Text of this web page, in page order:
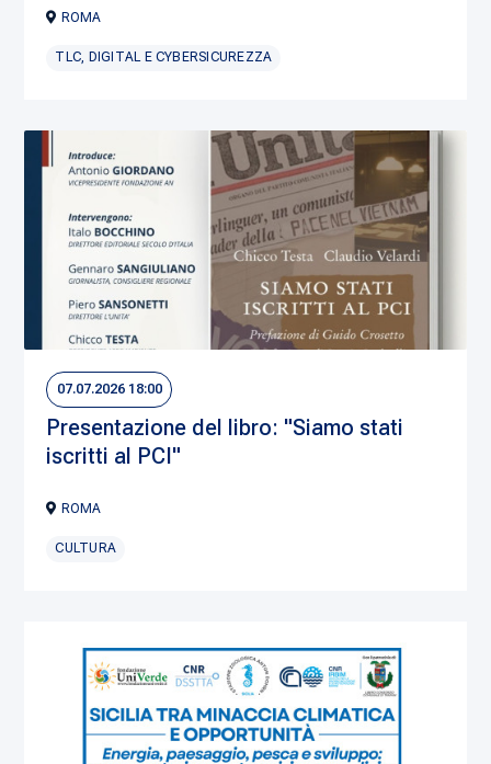
ROMA
TLC, DIGITAL E CYBERSICUREZZA
07.07.2026 18:00
Presentazione del libro: "Siamo stati
iscritti al PCI"
ROMA
CULTURA